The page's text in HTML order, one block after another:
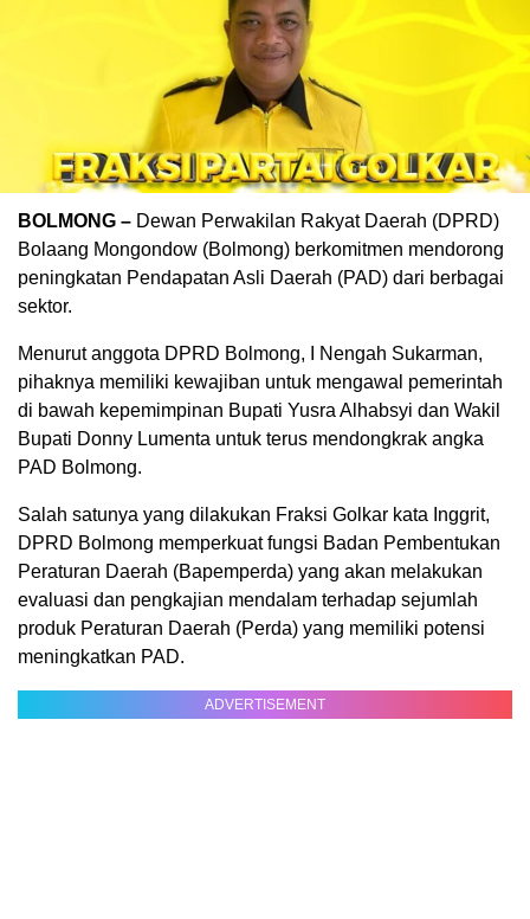
BOLMONG – Dewan Perwakilan Rakyat Daerah (DPRD)
Bolaang Mongondow (Bolmong) berkomitmen mendorong
peningkatan Pendapatan Asli Daerah (PAD) dari berbagai
sektor.
Menurut anggota DPRD Bolmong, I Nengah Sukarman,
pihaknya memiliki kewajiban untuk mengawal pemerintah
di bawah kepemimpinan Bupati Yusra Alhabsyi dan Wakil
Bupati Donny Lumenta untuk terus mendongkrak angka
PAD Bolmong.
Salah satunya yang dilakukan Fraksi Golkar kata Inggrit,
DPRD Bolmong memperkuat fungsi Badan Pembentukan
Peraturan Daerah (Bapemperda) yang akan melakukan
evaluasi dan pengkajian mendalam terhadap sejumlah
produk Peraturan Daerah (Perda) yang memiliki potensi
meningkatkan PAD.
ADVERTISEMENT